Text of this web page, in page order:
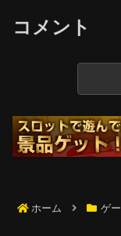
コメント
ホーム ゲ